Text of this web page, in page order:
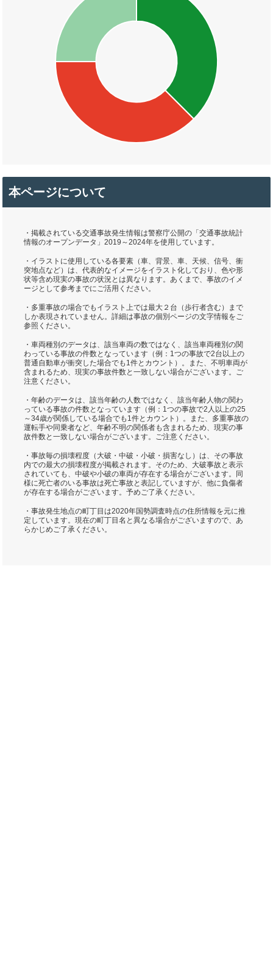
本ページについて
・掲載されている交通事故発生情報は警察庁公開の「交通事故統計
情報のオープンデータ」2019～2024年を使用しています。
・イラストに使用している各要素（車、背景、車、天候、信号、衝
突地点など）は、代表的なイメージをイラスト化しており、色や形
状等含め現実の事故の状況とは異なります。あくまで、事故のイメ
ージとして参考までにご活用ください。
・多重事故の場合でもイラスト上では最大２台（歩行者含む）まで
しか表現されていません。詳細は事故の個別ページの文字情報をご
参照ください。
・車両種別のデータは、該当車両の数ではなく、該当車両種別の関
わっている事故の件数となっています（例：1つの事故で2台以上の
普通自動車が衝突した場合でも1件とカウント）。また、不明車両が
含まれるため、現実の事故件数と一致しない場合がございます。ご
注意ください。
・年齢のデータは、該当年齢の人数ではなく、該当年齢人物の関わ
っている事故の件数となっています（例：1つの事故で2人以上の25
～34歳が関係している場合でも1件とカウント）。また、多重事故の
運転手や同乗者など、年齢不明の関係者も含まれるため、現実の事
故件数と一致しない場合がございます。ご注意ください。
・事故毎の損壊程度（大破・中破・小破・損害なし）は、その事故
内での最大の損壊程度が掲載されます。そのため、大破事故と表示
されていても、中破や小破の車両が存在する場合がございます。同
様に死亡者のいる事故は死亡事故と表記していますが、他に負傷者
が存在する場合がございます。予めご了承ください。
・事故発生地点の町丁目は2020年国勢調査時点の住所情報を元に推
定しています。現在の町丁目名と異なる場合がございますので、あ
らかじめご了承ください。